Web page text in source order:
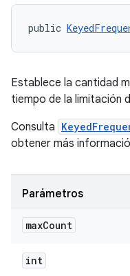
public
Establece la cantidad
tiempo de la limitación
Consulta
obtener más
Parámetros
maxCount
int